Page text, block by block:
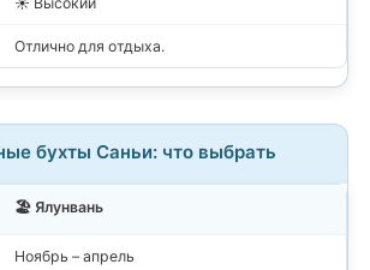
Отлично для отдыха.
бухты Саньи: что выбрать
🏖️ Ялунвань
Ноябрь – апрель